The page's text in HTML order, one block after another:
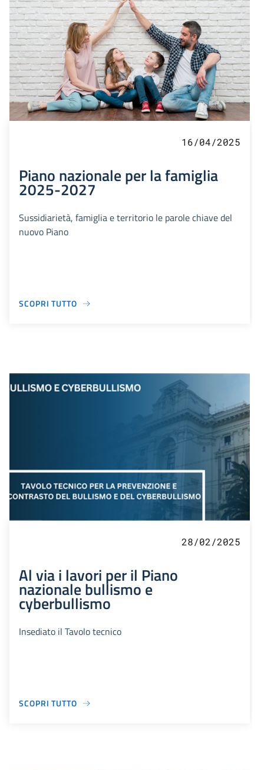
16/04/2025
Piano nazionale per la famiglia
2025-2027
Sussidiarietà, famiglia e territorio le parole chiave del
nuovo Piano
SCOPRI TUTTO
28/02/2025
Al via i lavori per il Piano
nazionale bullismo e
cyberbullismo
Insediato il Tavolo tecnico
SCOPRI TUTTO